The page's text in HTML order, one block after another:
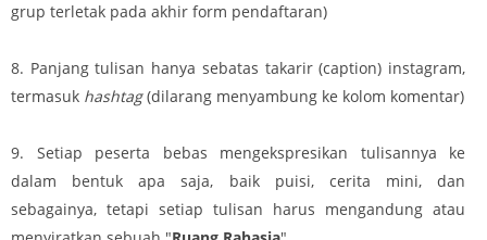
grup terletak pada akhir form pendaftaran)
8. Panjang tulisan hanya sebatas takarir (caption) instagram,
termasuk hashtag(dilarang menyambung ke kolom komentar)
9. Setiap peserta bebas mengekspresikan tulisannya ke
dalam bentuk apa saja, baik puisi, cerita mini, dan
sebagainya, tetapi setiap tulisan harus mengandung atau